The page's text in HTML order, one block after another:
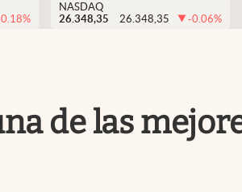
%
NASDAQ
26.348,35
26.348,35 -0.06%
de las